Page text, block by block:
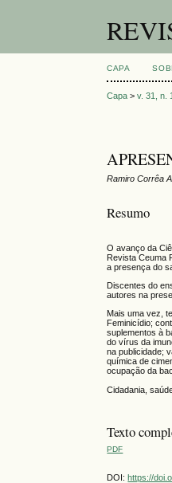
CAPA
Capa >v. 31, n.
Ramiro Corrêa
Resumo
O avanço da
Revista Ceuma
a presença do
Discentes do
autores na
Mais uma vez,
Feminicídio;
suplementos à
do vírus da
na publicidade;
química de
ocupação da
Cidadania,
Texto
PDF
DOI:https://